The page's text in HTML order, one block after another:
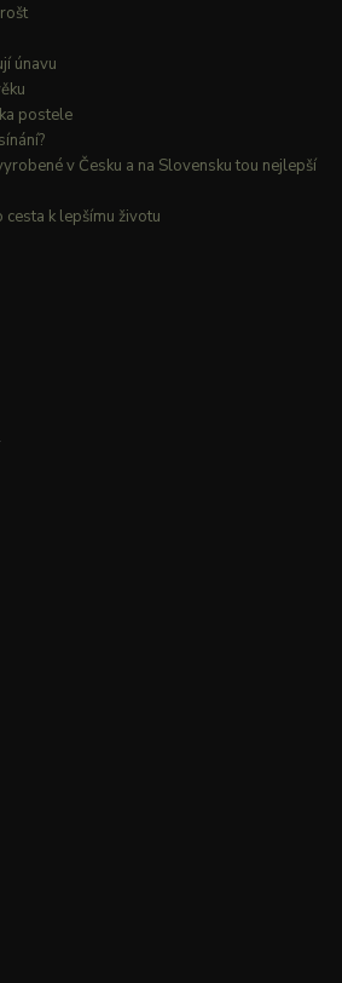
únavu
postele
v Česku a na Slovensku tou nejlepší
cesta k lepšímu životu